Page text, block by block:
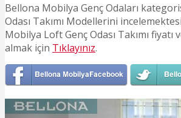
Bellona Mobilya Genç Odaları
Odası Takımı Modellerini
Mobilya Loft Genç Odası Takımı fiyatı
almak için Tıklayınız.